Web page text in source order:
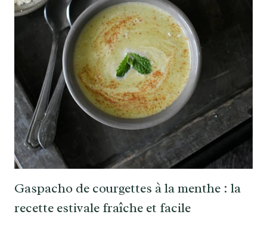
Gaspacho de courgettes à la menthe : la
recette estivale fraîche et facile